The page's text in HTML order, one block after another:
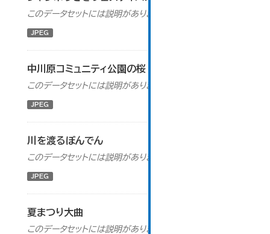
このデータセットには説明がありません
JPEG
中川原コミュニティ公園の桜
このデータセットには説明がありません
JPEG
川を渡るぼんでん
このデータセットには説明がありません
JPEG
夏まつり大曲
このデータセットには説明がありません